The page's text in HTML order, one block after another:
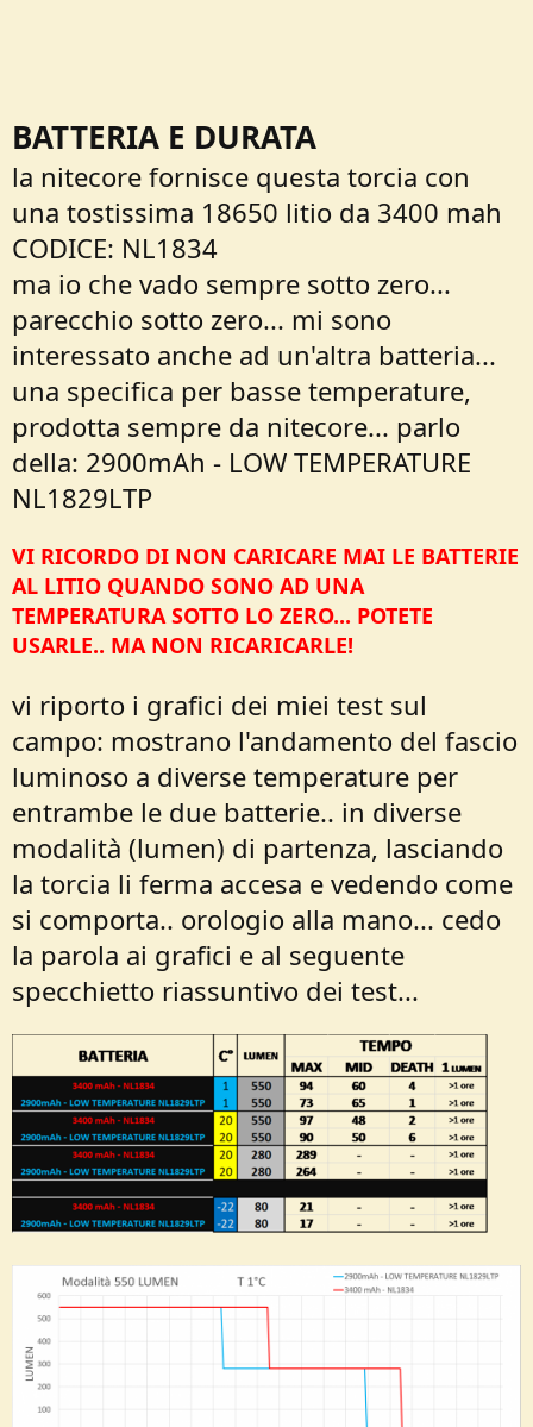
BATTERIA E DURATA
la nitecore fornisce questa torcia con
una tostissima 18650 litio da 3400 mah
CODICE: NL1834
ma io che vado sempre sotto zero...
parecchio sotto zero... mi sono
interessato anche ad un'altra batteria...
una specifica per basse temperature,
prodotta sempre da nitecore... parlo
della: 2900mAh - LOW TEMPERATURE
NL1829LTP
VI RICORDO DI NON CARICARE MAI LE BATTERIE
AL LITIO QUANDO SONO AD UNA
TEMPERATURA SOTTO LO ZERO... POTETE
USARLE.. MA NON RICARICARLE!
vi riporto i grafici dei miei test sul
campo: mostrano l'andamento del fascio
luminoso a diverse temperature per
entrambe le due batterie.. in diverse
modalità (lumen) di partenza, lasciando
la torcia li ferma accesa e vedendo come
si comporta.. orologio alla mano... cedo
la parola ai grafici e al seguente
specchietto riassuntivo dei test...